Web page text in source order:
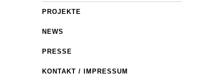
PROJEKTE
NEWS
PRESSE
KONTAKT / IMPRESSUM